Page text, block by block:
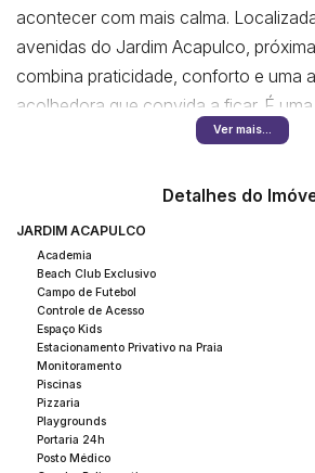
acontecer com mais calma.
avenidas do Jardim Acapulco,
combina praticidade, conforto e uma
acolhedora que convida a ficar. É
o dia a dia da família, para receber
atemporal, com linhas equilibradas e
transmite serenidade. Ao chegar, a
harmonia e aconchego, como se a
pronta para ser vivida.
Ao entrar, os ambientes se abrem de
ampla se divide em três espaços
diferentes cenários para o cotidiano. A
Ver mais...
Detalhes do
JARDIM ACAPULCO
Academia
Beach Club Exclusivo
Campo de Futebol
Controle de Acesso
Espaço Kids
Estacionamento Privativo na Praia
Monitoramento
Piscinas
Pizzaria
Playgrounds
Portaria 24h
Posto Médico